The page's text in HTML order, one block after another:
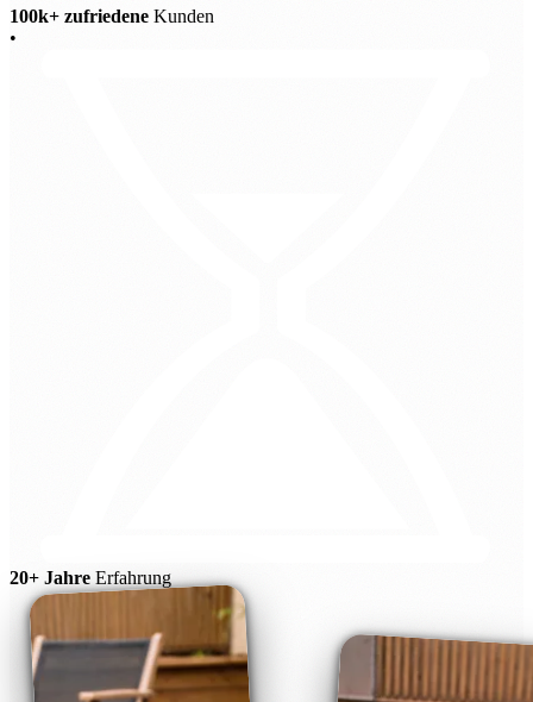
100k+ zufriedene Kunden
•
20+ Jahre Erfahrung